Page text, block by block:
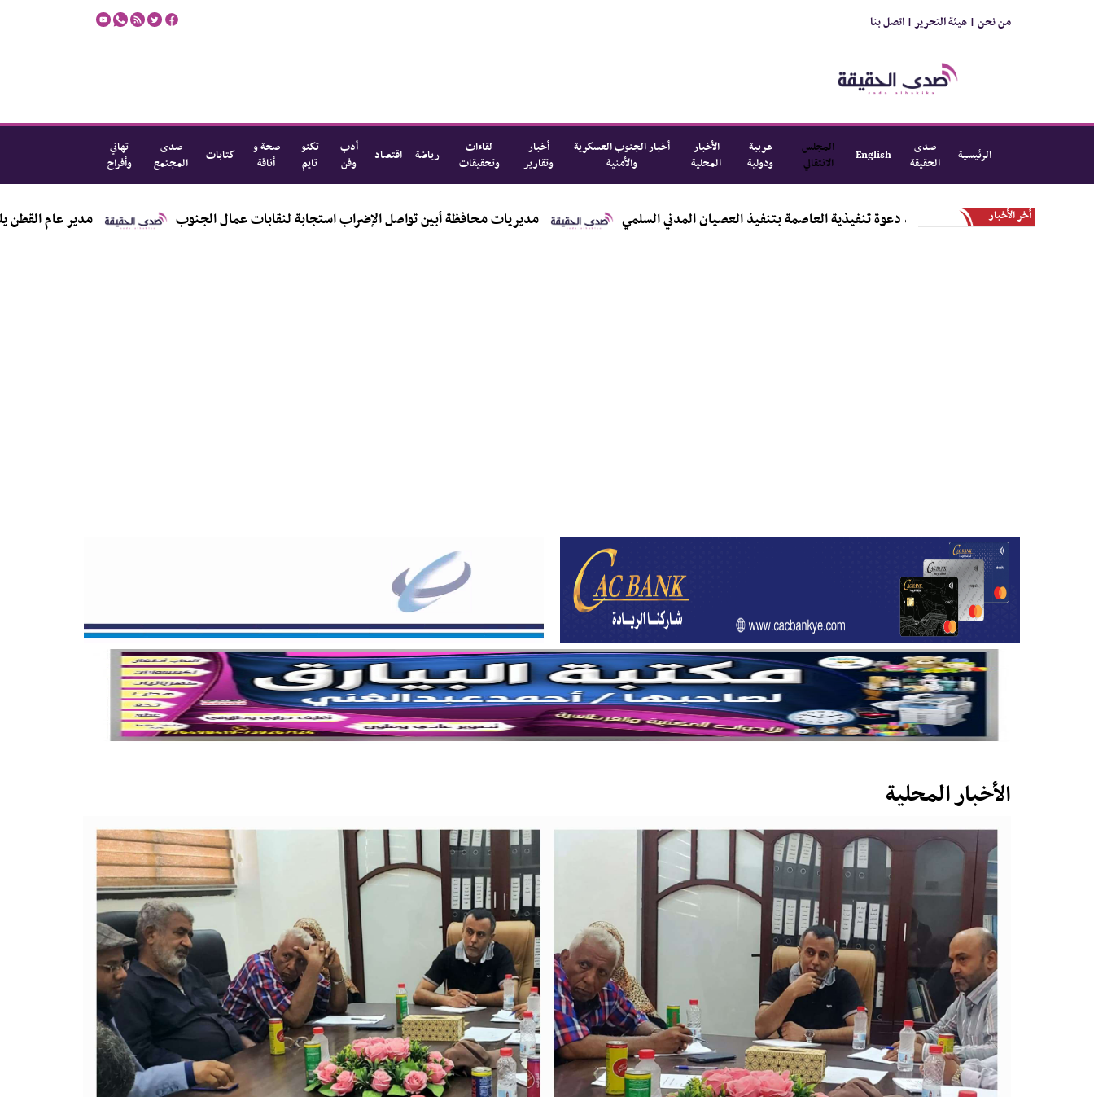
من نحن | هيئة التحرير | اتصل بنا
الرئيسية
صدى
الحقيقة
English
المجلس
الانتقالي
عربية
ودولية
الأخبار
المحلية
أخبار الجنوب العسكرية
والأمنية
أخبار
وتقارير
لقاءات
وتحقيقات
رياضة اقتصاد
أدب
وفن
تكنو
تايم
صحة و
أناقة
كتابات
صدى
المجتمع
تهاني
وأفراح
أخر الأخبار
بجامعة عدن تؤيد دعوة تنفيذية العاصمة بتنفيذ العصيان المدني السلمي مديريات محافظة أبين تواصل الإضراب استجابة لنقابات عمال الجنوب مدير عام القطن يلتقي مندوب
الأخبار المحلية